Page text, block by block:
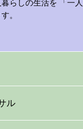
らしの生活を 「一
。
ル